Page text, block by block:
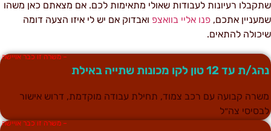
רעיונות לעבודות שאולי מתאימות לכם. אם מצאתם כאן משהו
אתכם,פנו אליי בוואצפואבדוק אם יש לי איזו הצעה דומה
להתאים.
– משרה זו כבר אויישה
ת עד 12 טון לקו מכונות שתייה באילת
קבועה עם רכב צמוד, תחילת עבודה מוקדמת, דרוש אישור
צה״ל
– משרה זו כבר אויישה